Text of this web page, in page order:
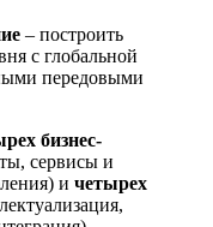
– построить
с глобальной
передовыми
бизнес-
сервисы и
и четырех